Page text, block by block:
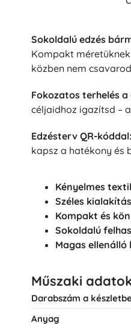
Sokoldalú edzés
Kompakt
közben nem
Fokozatos terhelés
céljaidhoz igazítsd –
Edzésterv QR-kóddal:
kapsz a hatékony és
Kényelmes textil
Széles kialakítás
Kompakt és
Sokoldalú
Magas ellenálló
Műszaki
Darabszám a
Anyag